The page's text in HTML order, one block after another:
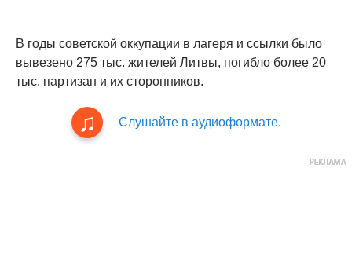
В годы советской оккупации в лагеря и ссылки было
вывезено 275 тыс. жителей Литвы, погибло более 20
тыс. партизан и их сторонников.
Слушайте в аудиоформате.